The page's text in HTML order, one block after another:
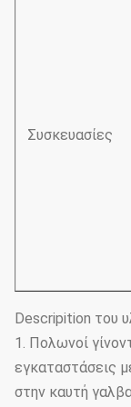
Συσκευασίες
Descripition του
1. Πολωνοί
εγκαταστάσεις
στην καυτή